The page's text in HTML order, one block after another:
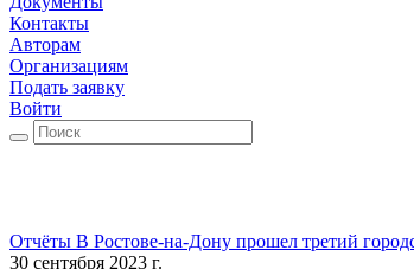
Контакты
Авторам
Организациям
Подать заявку
Войти
Отчёты В Ростове-на-Дону прошел третий
30 сентября 2023 г.